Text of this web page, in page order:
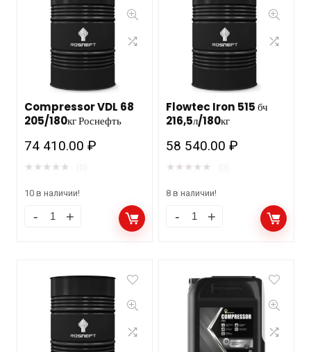
Compressor VDL 68
205/180кг Роснефть
74 410.00₽
★ ★ ★ ★ ★
10 в наличии!
Flowtec Iron 515 бч
216,5л/180кг
58 540.00₽
★ ★ ★ ★ ★
8 в наличии!